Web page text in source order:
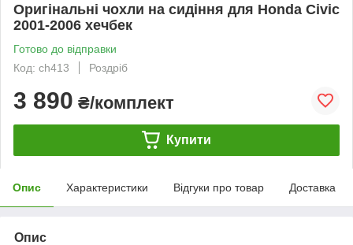
Оригінальні чохли на сидіння для Honda Civic
2001-2006 хечбек
Готово до відправки
Код: ch413
Роздріб
3 890 ₴/комплект
Купити
Опис Характеристики Відгуки про товар Доставка
Опис